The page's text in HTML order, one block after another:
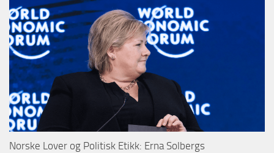
Norske Lover og Politisk Etikk: Erna Solbergs